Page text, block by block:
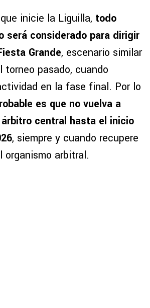
inicie la Liguilla, todo
será considerado para dirigir
Grande, escenario similar
torneo pasado, cuando
en la fase final. Por lo
es que no vuelva a
central hasta el inicio
, siempre y cuando recupere
organismo arbitral.